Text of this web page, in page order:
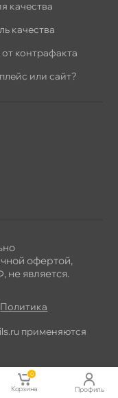
качества
качества
контрафакта
или сайт?
Политика
применяются
офертой,
является.
0
Корзина Профиль